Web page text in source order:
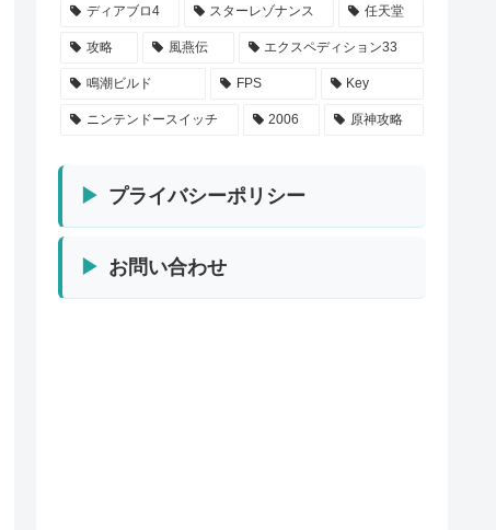
ディアブロ4 スターレゾナンス 任天堂
攻略 風燕伝 エクスペディション33
鳴潮ビルド FPS Key
ニンテンドースイッチ 2006 原神攻略
プライバシーポリシー
お問い合わせ